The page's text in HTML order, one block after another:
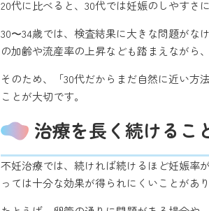
20代に比べると、30代では妊娠のしやすさ
30〜34歳では、検査結果に大きな問題がな
の加齢や流産率の上昇なども踏まえながら
そのため、「30代だからまだ自然に近い方
ことが大切です。
治療を長く続けるこ
不妊治療では、続ければ続けるほど妊娠率
っては十分な効果が得られにくいことがあり